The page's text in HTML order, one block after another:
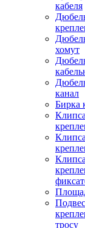
кабеля
хомут
канал
Бирка
тросу